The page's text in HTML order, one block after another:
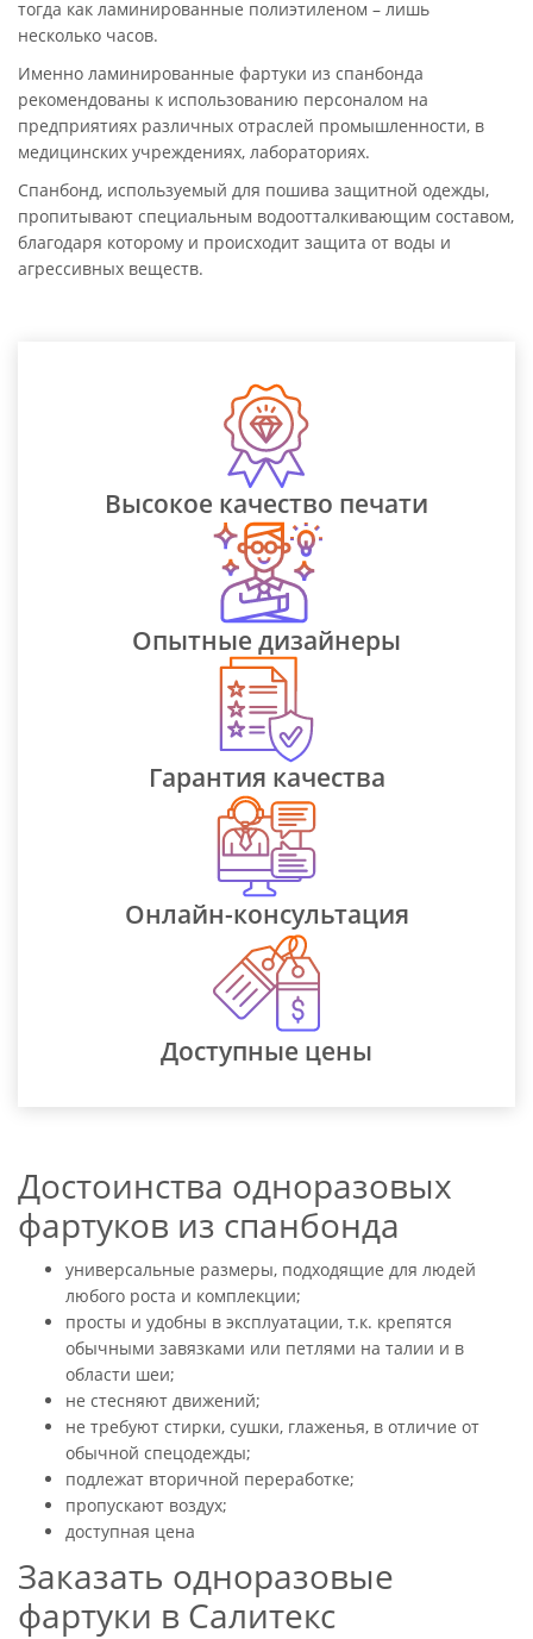
тогда как ламинированные полиэтиленом – лишь
несколько часов.
Именно ламинированные фартуки из спанбонда
рекомендованы к использованию персоналом на
предприятиях различных отраслей промышленности, в
медицинских учреждениях, лабораториях.
Спанбонд, используемый для пошива защитной одежды,
пропитывают специальным водоотталкивающим составом,
благодаря которому и происходит защита от воды и
агрессивных веществ.
Высокое качество печати
Опытные дизайнеры
Гарантия качества
Онлайн-консультация
Доступные цены
Достоинства одноразовых
фартуков из спанбонда
универсальные размеры, подходящие для людей
любого роста и комплекции;
просты и удобны в эксплуатации, т.к. крепятся
обычными завязками или петлями на талии и в
области шеи;
не стесняют движений;
не требуют стирки, сушки, глаженья, в отличие от
обычной спецодежды;
подлежат вторичной переработке;
пропускают воздух;
доступная цена
Заказать одноразовые
фартуки в Салитекс